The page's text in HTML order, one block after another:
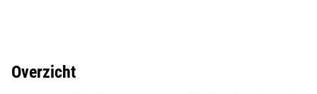
Overzicht